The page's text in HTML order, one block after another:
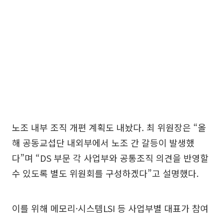
노조 내부 조직 개편 계획도 내놨다. 최 위원장은 “올
해 공동교섭단 내외부에서 노조 간 갈등이 발생했
다”며 “DS 부문 각 사업부와 공통조직 의견을 반영할
수 있도록 별도 위원회를 구성하겠다”고 설명했다.
이를 위해 메모리·시스템LSI 등 사업부별 대표가 참여